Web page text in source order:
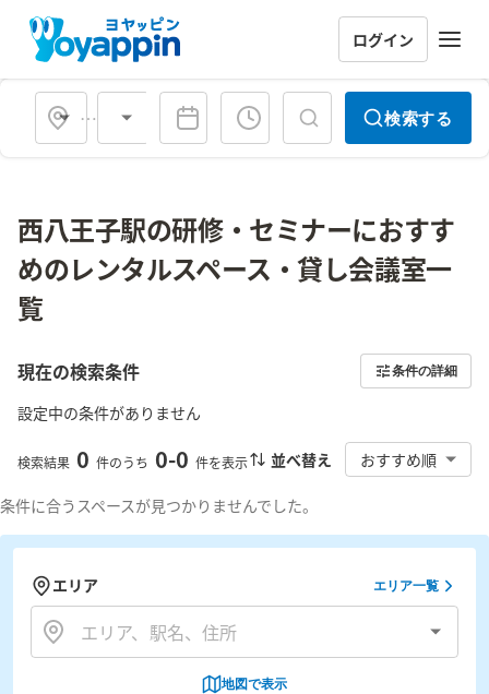
ログイン
会場タイプ 検索する
西八王子駅の研修・セミナーにおすす
めのレンタルスペース・貸し会議室一
覧
現在の検索条件 条件の詳細
設定中の条件がありません
検索結果 0 件のうち 0-0 件を表示 並べ替え おすすめ順
条件に合うスペースが見つかりませんでした。
エリア エリア一覧
地図で表示